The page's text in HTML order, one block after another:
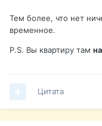
Тем более, что нет
временное.
P.S. Вы квартиру там
Цитата